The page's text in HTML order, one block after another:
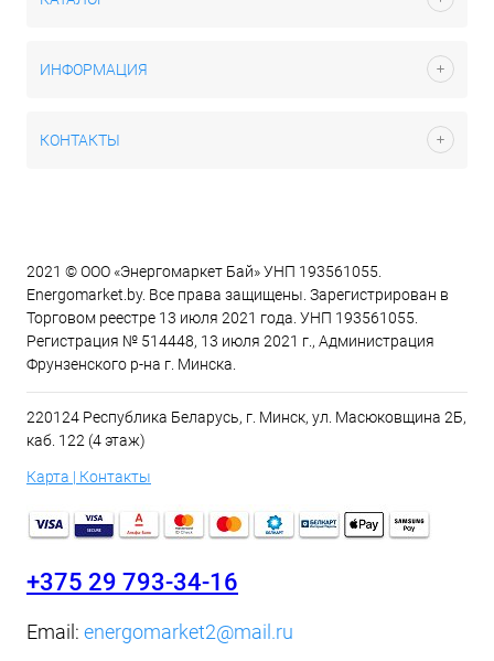
ИНФОРМАЦИЯ
КОНТАКТЫ
2021 © ООО «Энергомаркет Бай» УНП 193561055.
Energomarket.by. Все права защищены. Зарегистрирован в
Торговом реестре 13 июля 2021 года. УНП 193561055.
Регистрация № 514448, 13 июля 2021 г., Администрация
Фрунзенского р-на г. Минска.
220124 Республика Беларусь, г. Минск, ул. Масюковщина 2Б,
каб. 122 (4 этаж)
Карта | Контакты
+375 29 793-34-16
Email: energomarket2@mail.ru